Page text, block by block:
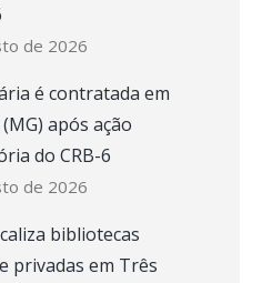
de 2026
é contratada em
após ação
do CRB-6
de 2026
bibliotecas
privadas em Três